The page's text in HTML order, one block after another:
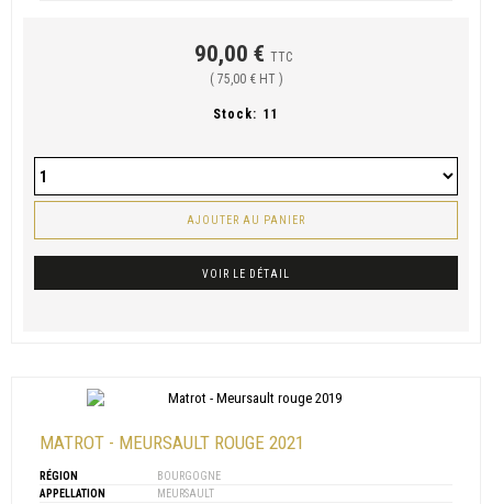
90,00 € TTC
( 75,00 € HT )
Stock: 11
AJOUTER AU PANIER
VOIR LE DÉTAIL
MATROT - MEURSAULT ROUGE 2021
RÉGION
BOURGOGNE
APPELLATION
MEURSAULT